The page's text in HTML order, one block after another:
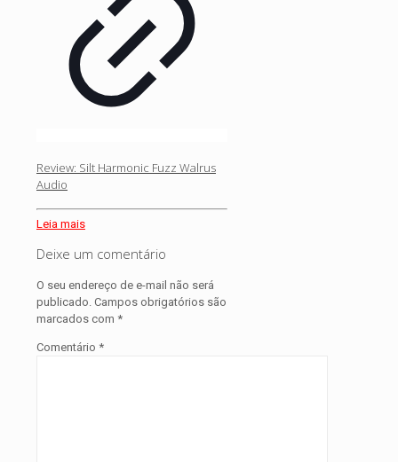
Review: Silt Harmonic Fuzz Walrus
Audio
Leia mais
Deixe um comentário
O seu endereço de e-mail não será
publicado. Campos obrigatórios são
marcados com *
Comentário *